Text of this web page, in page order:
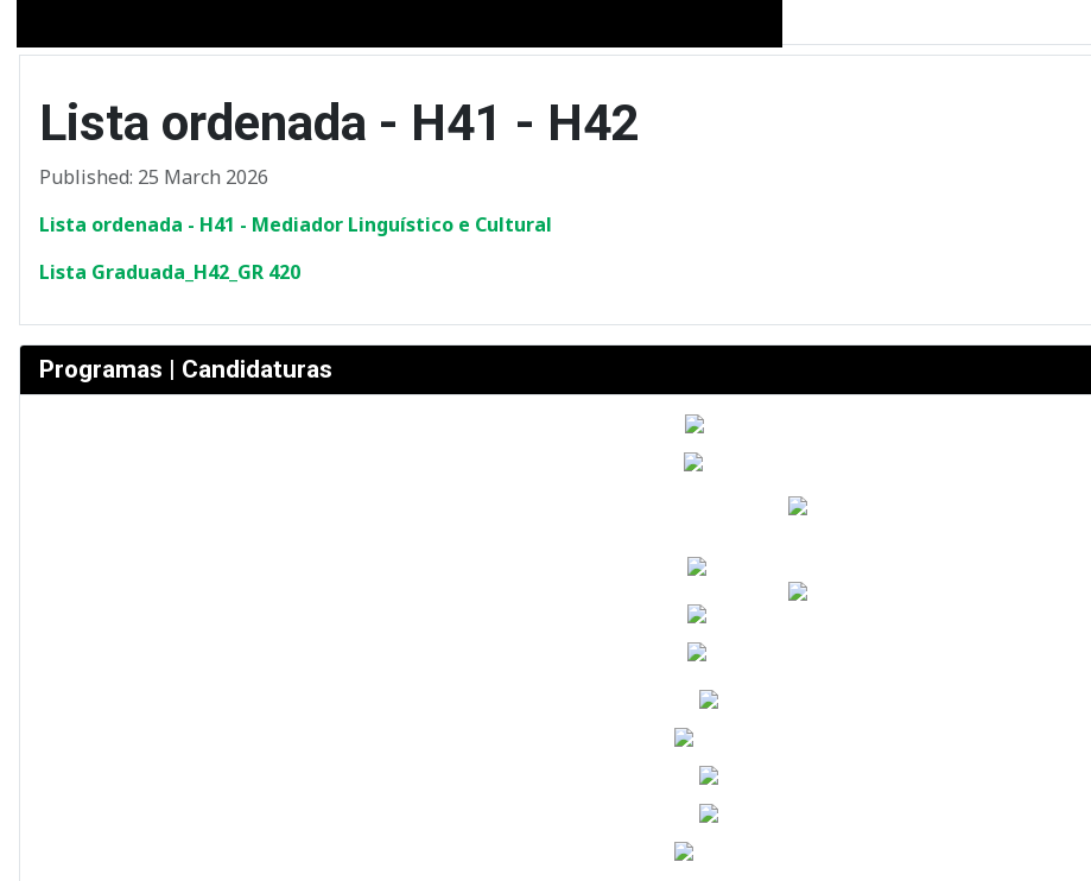
Lista ordenada - H41 - H42
Published: 25 March 2026
Lista ordenada - H41 - Mediador Linguístico e Cultural
Lista Graduada_H42_GR 420
Programas | Candidaturas